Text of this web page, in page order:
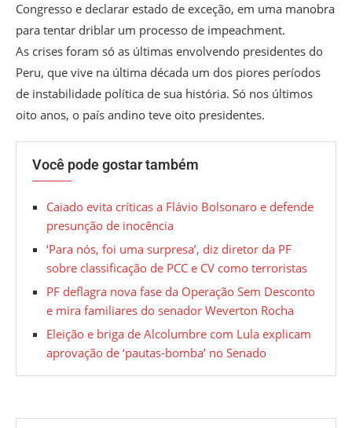
Congresso e declarar estado de exceção, em uma manobra
para tentar driblar um processo de impeachment.
As crises foram só as últimas envolvendo presidentes do
Peru, que vive na última década um dos piores períodos
de instabilidade política de sua história. Só nos últimos
oito anos, o país andino teve oito presidentes.
Você pode gostar também
Caiado evita críticas a Flávio Bolsonaro e defende
presunção de inocência
‘Para nós, foi uma surpresa’, diz diretor da PF
sobre classificação de PCC e CV como terroristas
PF deflagra nova fase da Operação Sem Desconto
e mira familiares do senador Weverton Rocha
Eleição e briga de Alcolumbre com Lula explicam
aprovação de ‘pautas-bomba’ no Senado